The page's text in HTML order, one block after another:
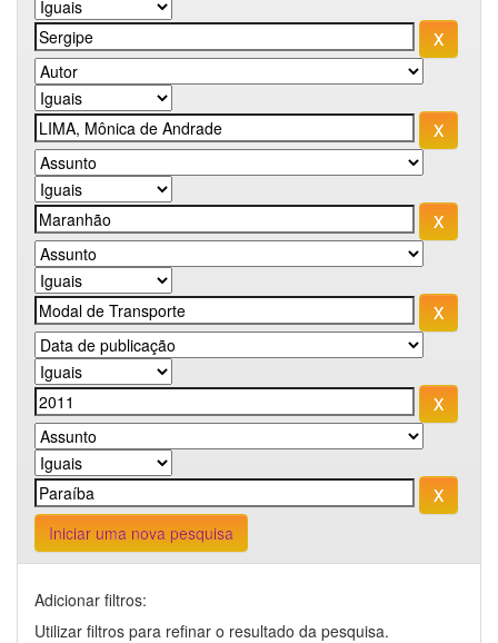
Iniciar uma nova pesquisa
Adicionar filtros:
Utilizar filtros para refinar o resultado da pesquisa.